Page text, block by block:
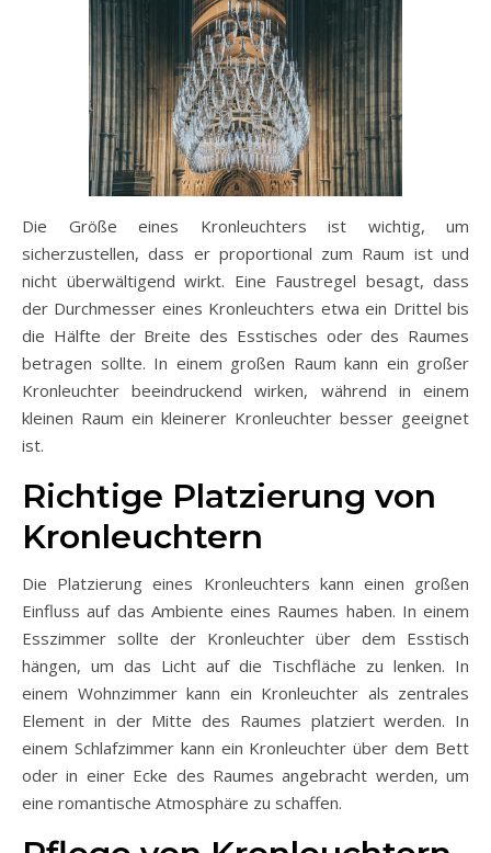
Die Größe eines Kronleuchters ist wichtig, um
sicherzustellen, dass er proportional zum Raum ist und
nicht überwältigend wirkt. Eine Faustregel besagt, dass
der Durchmesser eines Kronleuchters etwa ein Drittel bis
die Hälfte der Breite des Esstisches oder des Raumes
betragen sollte. In einem großen Raum kann ein großer
Kronleuchter beeindruckend wirken, während in einem
kleinen Raum ein kleinerer Kronleuchter besser geeignet
ist.
Richtige Platzierung von
Kronleuchtern
Die Platzierung eines Kronleuchters kann einen großen
Einfluss auf das Ambiente eines Raumes haben. In einem
Esszimmer sollte der Kronleuchter über dem Esstisch
hängen, um das Licht auf die Tischfläche zu lenken. In
einem Wohnzimmer kann ein Kronleuchter als zentrales
Element in der Mitte des Raumes platziert werden. In
einem Schlafzimmer kann ein Kronleuchter über dem Bett
oder in einer Ecke des Raumes angebracht werden, um
eine romantische Atmosphäre zu schaffen.